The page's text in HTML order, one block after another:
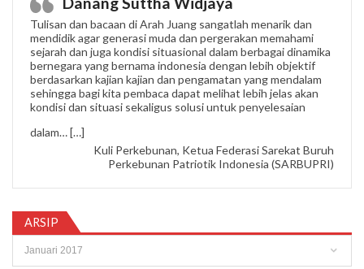
Tulisan dan bacaan di Arah Juang sangatlah menarik dan
mendidik agar generasi muda dan pergerakan memahami
sejarah dan juga kondisi situasional dalam berbagai dinamika
bernegara yang bernama indonesia dengan lebih objektif
berdasarkan kajian kajian dan pengamatan yang mendalam
sehingga bagi kita pembaca dapat melihat lebih jelas akan
kondisi dan situasi sekaligus solusi untuk penyelesaian
dalam…[…]
Kuli Perkebunan, Ketua Federasi Sarekat Buruh
Perkebunan Patriotik Indonesia (SARBUPRI)
ARSIP